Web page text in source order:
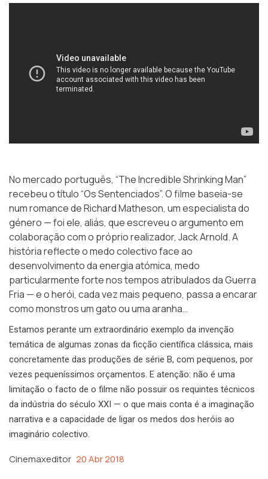
No mercado português, “The Incredible Shrinking Man”
recebeu o título “Os Sentenciados”. O filme baseia-se
num romance deRichard Matheson, um especialista do
género — foi ele, aliás, que escreveu o argumento em
colaboração com o próprio realizador, Jack Arnold. A
história reflecte o medo colectivo face ao
desenvolvimento da energia atómica, medo
particularmente forte nos tempos atribulados da Guerra
Fria — e o herói, cada vez mais pequeno, passa a encarar
como monstros um gato ou uma aranha…
Estamos perante um extraordinário exemplo da invenção
temática de algumas zonas da ficção científica clássica, mais
concretamente das produções de série B, com pequenos, por
vezes pequeníssimos orçamentos. E atenção: não é uma
limitação o facto de o filme não possuir os requintes técnicos
da indústria do século XXI — o que mais conta é a imaginação
narrativa e a capacidade de ligar os medos dos heróis ao
imaginário colectivo.
Cinemaxeditor 20 Abr 2018